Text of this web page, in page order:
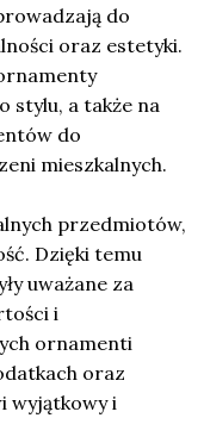
do
oraz estetyki.
stylu, a także na
do
mieszkalnych.
przedmiotów,
Dzięki temu
uważane za
i
ornamenti
oraz
wyjątkowy i